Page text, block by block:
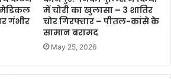
मेडिकल
गंभीर
में चोरी का खुलासा – 3 शातिर
चोर गिरफ्तार – पीतल-कांसे के
सामान बरामद
May 25, 2026